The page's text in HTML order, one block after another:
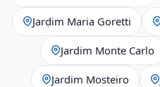
Jardim Maria Goretti
Jardim Monte Carlo
Jardim Mosteiro